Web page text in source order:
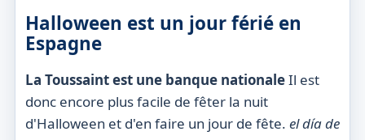
Halloween est un jour férié en
Espagne
La Toussaint est une banque nationaleIl est
donc encore plus facile de fêter la nuit
d'Halloween et d'en faire un jour de fête. el día de